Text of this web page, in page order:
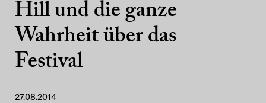
Hill und die ganze
Wahrheit über das
Festival
27.08.2014